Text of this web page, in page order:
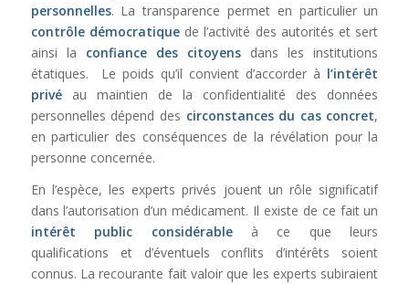
personnelles. La transparence permet en particulier un
contrôle démocratiquede l’activité des autorités et sert
ainsi la confiance des citoyens dans les institutions
étatiques. Le poids qu’il convient d’accorder à l’intérêt
privéau maintien de la confidentialité des données
personnelles dépend des circonstances du cas concret,
en particulier des conséquences de la révélation pour la
personne concernée.
En l’espèce, les experts privés jouent un rôle significatif
dans l’autorisation d’un médicament. Il existe de ce fait un
intérêt public considérableà ce que leurs
qualifications et d’éventuels conflits d’intérêts soient
connus. La recourante fait valoir que les experts subiraient